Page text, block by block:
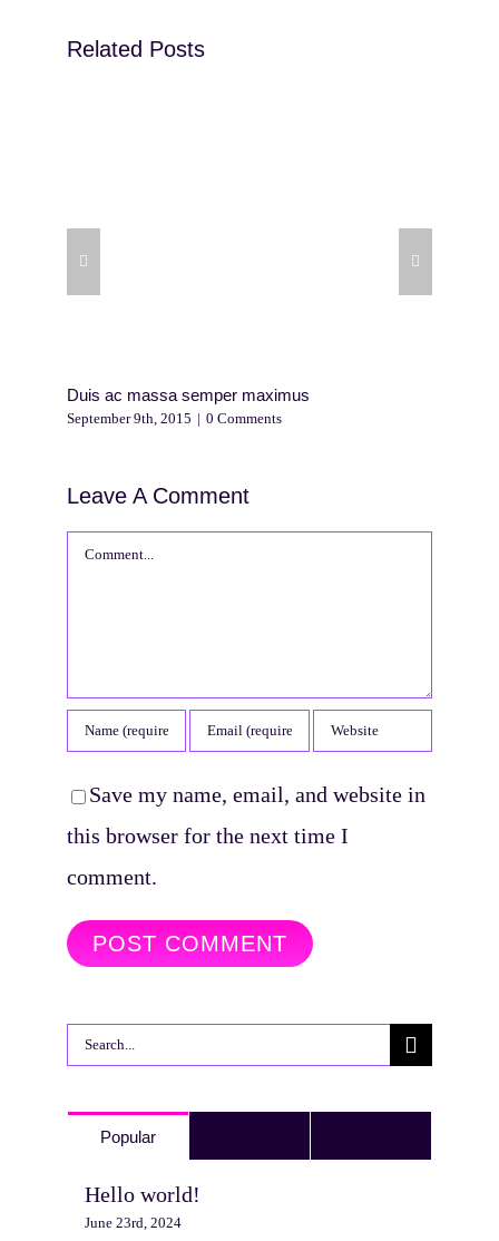
Related Posts
Duis ac massa semper maximus
September 9th, 2015 | 0 Comments
Leave A Comment
Comment
Save my name, email, and website in
this browser for the next time I
comment.
Search
Popular
Hello world!
June 23rd, 2024